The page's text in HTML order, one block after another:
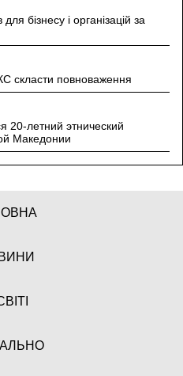
бізнесу і організацій за
скласти повноваження
20-летний этнический
Македонии